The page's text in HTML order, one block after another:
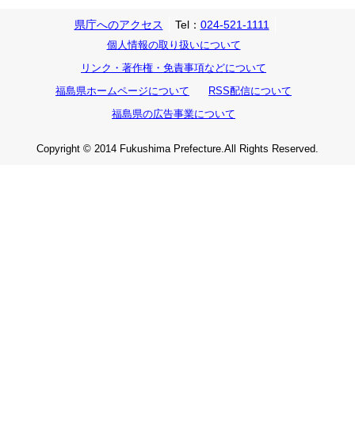
県庁へのアクセス Tel： 024-521-1111
個人情報の取り扱いについて
リンク・著作権・免責事項などについて
福島県ホームページについて
RSS配信について
福島県の広告事業について
Copyright © 2014 Fukushima Prefecture.All Rights Reserved.